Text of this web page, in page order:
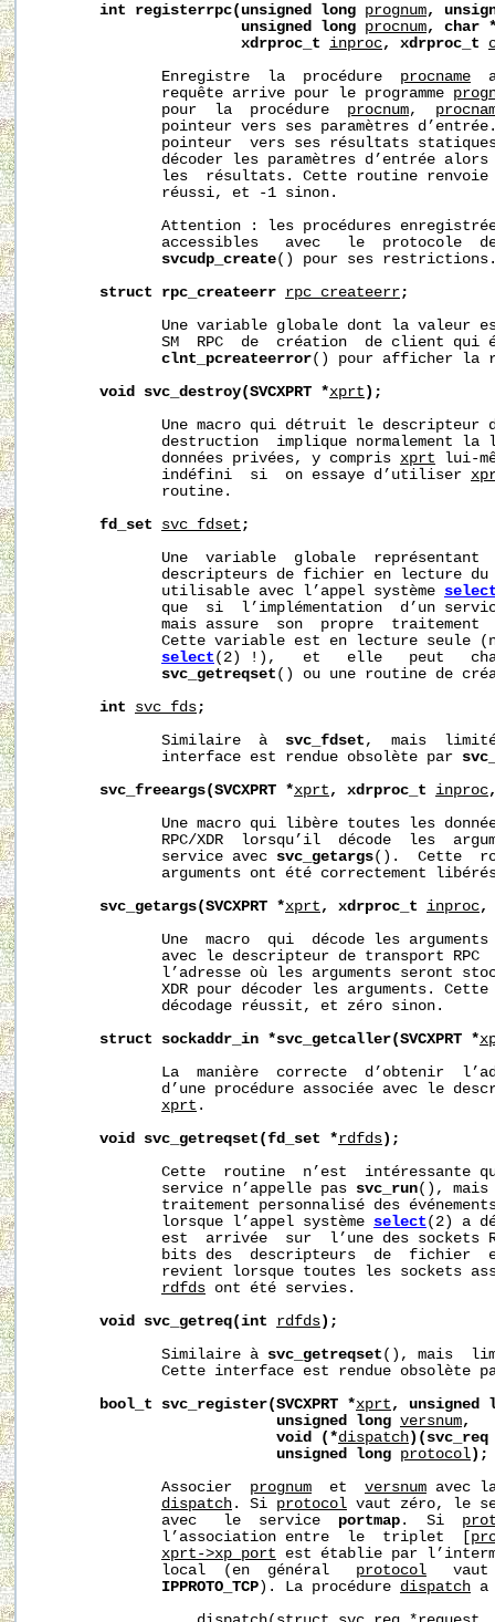
int
registerrpc(unsigned long prognum,
unsigned
long procnum, char
xdrproc_t
inproc, xdrproc_t
              Enregistre  la  procédure
procname
              requête arrive pour le programme
              pour  la  procédure
procnum,
pointeur vers ses paramètres
pointeur  vers ses résultats
décoder les paramètres d’entrée
les  résultats. Cette routine
              réussi, et -1 sinon.
Attention : les procédures
accessibles   avec   le  protocole
svcudp_create() pour ses
struct
rpc_createerr rpc_createerr ;
Une variable globale dont la valeur
SM  RPC  de  création  de client qui
clnt_pcreateerror() pour afficher la
void
svc_destroy(SVCXPRT *xprt );
Une macro qui détruit le
destruction  implique normalement la
              données privées, y compris
xprt lui-
              indéfini  si  on essaye d’utiliser
              routine.
fd_set
svc_fdset ;
Une  variable  globale  représentant
descripteurs de fichier en lecture
              utilisable avec l’appel système
que  si  l’implémentation  d’un
mais assure  son  propre  traitement
Cette variable est en lecture seule
select (2) !),   et   elle   peut
svc_getreqset () ou une routine de
int
svc_fds ;
              Similaire  à
svc_fdset ,  mais
              interface est rendue obsolète par
svc_freeargs(SVCXPRT *xprt , xdrproc_t inproc
Une macro qui libère toutes les
RPC/XDR  lorsqu’il  décode  les
              service avec
svc_getargs().  Cette
arguments ont été correctement
svc_getargs(SVCXPRT *xprt , xdrproc_t inproc,
Une  macro  qui  décode les
avec le descripteur de transport
l’adresse où les arguments seront
XDR pour décoder les arguments.
              décodage réussit, et zéro sinon.
struct
sockaddr_in *svc_getcaller(SVCXPRT *
La  manière  correcte  d’obtenir
d’une procédure associée avec le
xprt .
void
svc_getreqset(fd_set *rdfds );
Cette  routine  n’est  intéressante
              service n’appelle pas
svc_run(), mais
traitement personnalisé des
              lorsque l’appel système
select (2) a
est  arrivée  sur  l’une des sockets
bits des  descripteurs  de  fichier
revient lorsque toutes les sockets
rdfds ont été servies.
void
svc_getreq(int rdfds );
              Similaire à
svc_getreqset (), mais
Cette interface est rendue obsolète
bool_t
svc_register(SVCXPRT *xprt , unsigned
unsigned
long versnum,
void
(*dispatch )(svc_req
unsigned
long protocol );
              Associer
prognum
  et
versnum avec
dispatch . Si protocol vaut zéro, le
              avec   le  service
portmap .  Si
              l’association entre  le  triplet  [
xprt->xp_port est établie par
              local  (en  général
protocol
IPPROTO_TCP ). La procédure dispatch a